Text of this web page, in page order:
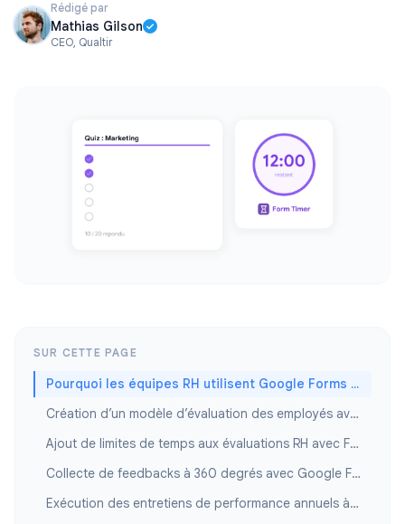
Rédigé par
Mathias Gilson
CEO, Qualtir
SUR CETTE PAGE
Pourquoi les équipes RH utilisent Google Forms pour les évaluations des employés
Création d’un modèle d’évaluation des employés avec Google Forms
Ajout de limites de temps aux évaluations RH avec Form Timer
Collecte de feedbacks à 360 degrés avec Google Forms
Exécution des entretiens de performance annuels à grande échelle